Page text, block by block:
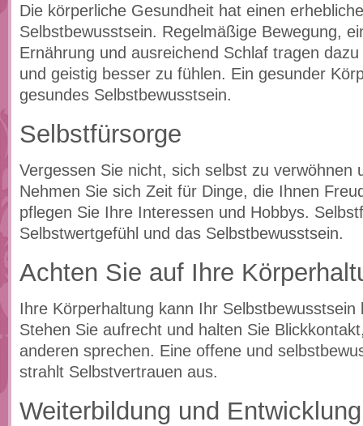
Die körperliche Gesundheit hat einen
Selbstbewusstsein. Regelmäßige Bewegung,
Ernährung und ausreichend Schlaf tragen
und geistig besser zu fühlen. Ein gesunder
gesundes Selbstbewusstsein.
Selbstfürsorge
Vergessen Sie nicht, sich selbst zu verwöhnen
Nehmen Sie sich Zeit für Dinge, die Ihnen
pflegen Sie Ihre Interessen und Hobbys.
Selbstwertgefühl und das Selbstbewusstsein.
Achten Sie auf Ihre
Ihre Körperhaltung kann Ihr Selbstbewusstsein
Stehen Sie aufrecht und halten Sie
anderen sprechen. Eine offene und
strahlt Selbstvertrauen aus.
Weiterbildung und Entwicklung